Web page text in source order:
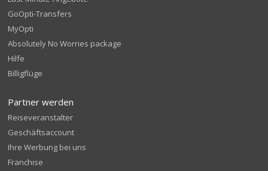
GoOpti-Transfers
MyOpti
Absolutely No Worries package
Hilfe
Billigflüge
Partner werden
Reiseveranstalter
Geschäftsaccount
Ihre Werbung bei uns
Franchise